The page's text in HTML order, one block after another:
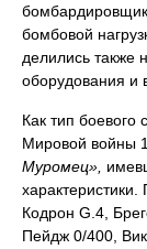
бомбовой
делились также
оборудования и
Как тип
Мировой войны
Муромец»,
Кодрон G.4,
Пейдж 0/400,